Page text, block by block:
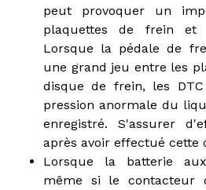
peut provoquer un
plaquettes de frein
Lorsque la pédale de
une grand jeu entre les
disque de frein, les
pression anormale du
enregistré. S'assurer
après avoir effectué cette
Lorsque la batterie
même si le contacteur